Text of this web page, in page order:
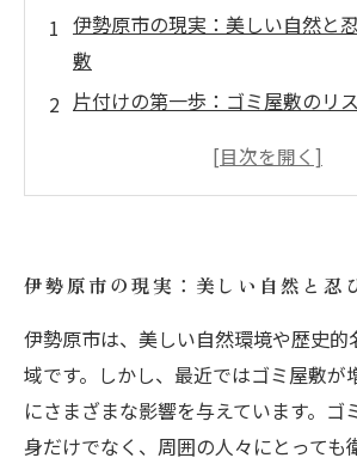
伊勢原市の現実：美しい自然と
敷
片付けの第一歩：ゴミ屋敷のリ
具体的な片付け方法：ゴミ屋敷
美しい伊勢原市を取り戻そう：
すために
伊勢原市の現実：美しい自然と忍
伊勢原市は、美しい自然環境や歴史的
域です。しかし、最近ではゴミ屋敷が
にさまざまな影響を与えています。ゴ
身だけでなく、周囲の人々にとっても